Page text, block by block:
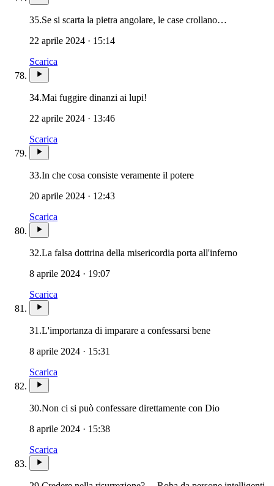
35.Se si scarta la pietra angolare, le case crollano…
22 aprile 2024 · 15:14
Scarica
34.Mai fuggire dinanzi ai lupi!
22 aprile 2024 · 13:46
Scarica
33.In che cosa consiste veramente il potere
20 aprile 2024 · 12:43
Scarica
32.La falsa dottrina della misericordia porta all'inferno
8 aprile 2024 · 19:07
Scarica
31.L'importanza di imparare a confessarsi bene
8 aprile 2024 · 15:31
Scarica
30.Non ci si può confessare direttamente con Dio
8 aprile 2024 · 15:38
Scarica